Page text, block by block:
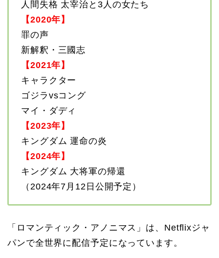
人間失格 太宰治と3人の女たち
【2020年】
罪の声
新解釈・三國志
【2021年】
キャラクター
ゴジラvsコング
マイ・ダディ
【2023年】
キングダム 運命の炎
【2024年】
キングダム 大将軍の帰還
（2024年7月12日公開予定）
「ロマンティック・アノニマス」は、Netflixジャ
パンで全世界に配信予定になっています。